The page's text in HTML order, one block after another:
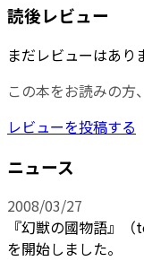
読後レビュー
まだレビューはあり
この本をお読みの方
レビューを投稿する
ニュース
2008/03/27
『幻獣の國物語』
を開始しました。